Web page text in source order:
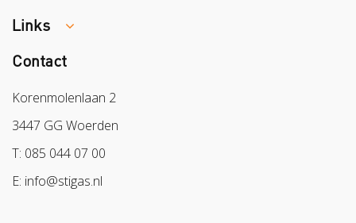
Melden van een arbeidsongeval
Week van de Teek
Veilig vrijwilligerswerk in het groen
Werken aan morgen
Links
Colland
Sazas
BPL
Arbeidsmarkt
Contact
Korenmolenlaan 2
3447 GG Woerden
T: 085 044 07 00
E: info@stigas.nl